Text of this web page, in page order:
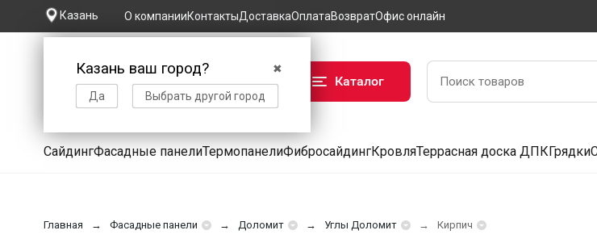
Казань
✖
Казань ваш город?
Да Выбрать другой город
О компанииКонтактыДоставкаОплатаВозвратОфис онлайн
Каталог
СайдингФасадные панелиТермопанелиФибросайдингКровляТеррасная доска ДПКГрядки
Главная Фасадные панели Доломит Углы Доломит Кирпич